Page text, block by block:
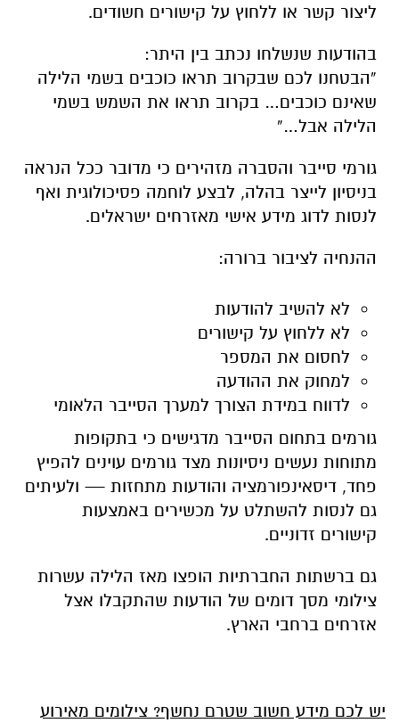
ליצור קשר או ללחוץ על קישורים חשודים.
בהודעות שנשלחו נכתב בין היתר:
“הבטחנו לכם שבקרוב תראו כוכבים בשמי הלילה
שאינם כוכבים… בקרוב תראו את השמש בשמי
הלילה אבל…”
גורמי סייבר והסברה מזהירים כי מדובר ככל הנראה
בניסיון לייצר בהלה, לבצע לוחמה פסיכולוגית ואף
לנסות לדוג מידע אישי מאזרחים ישראלים.
ההנחיה לציבור ברורה:
לא להשיב להודעות
לא ללחוץ על קישורים
לחסום את המספר
למחוק את ההודעה
לדווח במידת הצורך למערך הסייבר הלאומי
גורמים בתחום הסייבר מדגישים כי בתקופות
מתוחות נעשים ניסיונות מצד גורמים עוינים להפיץ
פחד, דיסאינפורמציה והודעות מתחזות — ולעיתים
גם לנסות להשתלט על מכשירים באמצעות
קישורים זדוניים.
גם ברשתות החברתיות הופצו מאז הלילה עשרות
צילומי מסך דומים של הודעות שהתקבלו אצל
אזרחים ברחבי הארץ.
יש לכם מידע חשוב שטרם נחשף? צילומים מאירוע